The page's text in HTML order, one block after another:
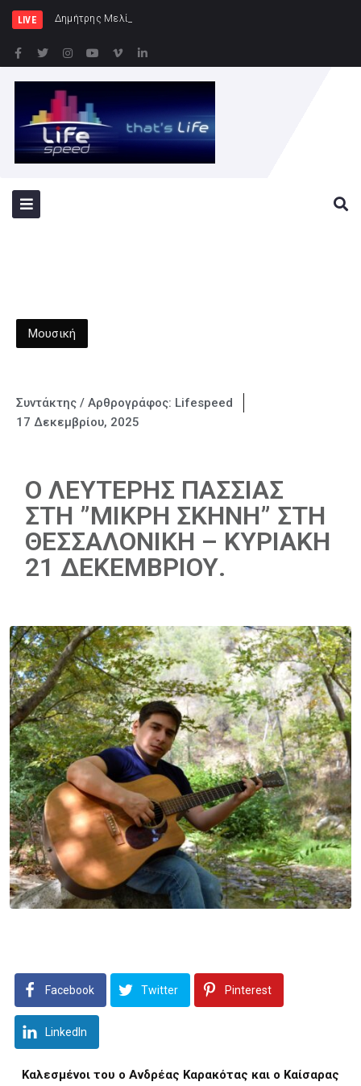
LIVE Δημήτρης Μελίδης: «Ο ΣΥΡΙΖΑ-ΠΣ είνα
Μουσική
Συντάκτης / Αρθρογράφος: Lifespeed
17 Δεκεμβρίου, 2025
Ο ΛΕΥΤΕΡΗΣ ΠΑΣΣΙΑΣ
ΣΤΗ ”ΜΙΚΡΗ ΣΚΗΝΗ” ΣΤΗ
ΘΕΣΣΑΛΟΝΙΚΗ – ΚΥΡΙΑΚΗ
21 ΔΕΚΕΜΒΡΙΟΥ.
Facebook Twitter Pinterest
LinkedIn
Καλεσμένοι του ο Ανδρέας Καρακότας και ο Καίσαρας